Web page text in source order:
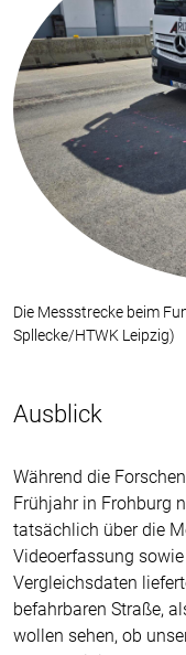
Die Messstrecke beim
Spllecke/HTWK Leipzig)
Ausblick
Während die
Frühjahr in Frohburg
tatsächlich über die
Videoerfassung
Vergleichsdaten
befahrbaren Straße,
wollen sehen, ob